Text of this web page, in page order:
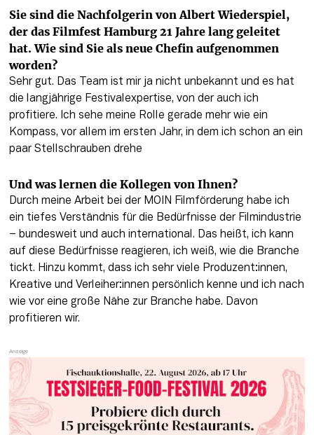
Sie sind die Nachfolgerin von Albert Wiederspiel,
der das Filmfest Hamburg 21 Jahre lang geleitet
hat. Wie sind Sie als neue Chefin aufgenommen
worden?
Sehr gut. Das Team ist mir ja nicht unbekannt und es hat
die langjährige Festivalexpertise, von der auch ich
profitiere. Ich sehe meine Rolle gerade mehr wie ein
Kompass, vor allem im ersten Jahr, in dem ich schon an ein
paar Stellschrauben drehe
Und was lernen die Kollegen von Ihnen?
Durch meine Arbeit bei der MOIN Filmförderung habe ich
ein tiefes Verständnis für die Bedürfnisse der Filmindustrie
– bundesweit und auch international. Das heißt, ich kann
auf diese Bedürfnisse reagieren, ich weiß, wie die Branche
tickt. Hinzu kommt, dass ich sehr viele Produzent:innen,
Kreative und Verleiher:innen persönlich kenne und ich nach
wie vor eine große Nähe zur Branche habe. Davon
profitieren wir.